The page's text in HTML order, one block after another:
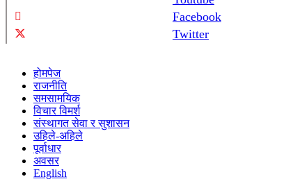
Facebook
Twitter
होमपेज
राजनीति
समसामयिक
विचार विमर्श
संस्थागत सेवा र सुशासन
उहिले-अहिले
पूर्वाधार
अवसर
English